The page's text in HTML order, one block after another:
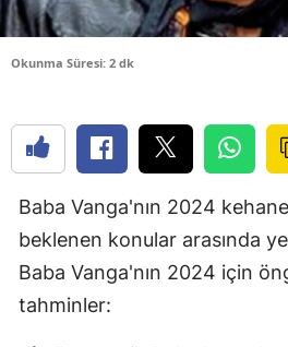
Okunma Süresi: 2 dk
Baba Vanga'nın 2024
beklenen konular arasında
Baba Vanga'nın 2024 için
tahminler: